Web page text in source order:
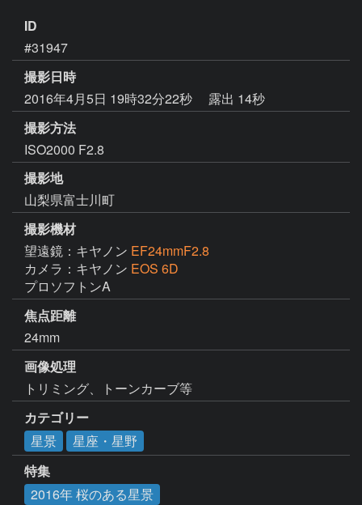
ID
#31947
撮影日時
2016年4月5日 19時32分22秒
露出 14秒
撮影方法
ISO2000 F2.8
撮影地
山梨県富士川町
撮影機材
望遠鏡：キヤノン EF24mmF2.8
カメラ：キヤノン EOS 6D
プロソフトンA
焦点距離
24mm
画像処理
トリミング、トーンカーブ等
カテゴリー
星景
星座・星野
特集
2016年 桜のある星景